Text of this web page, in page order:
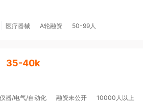
医疗器械 A轮融资 50-99人
35-40k
仪器/电气/自动化 融资未公开 10000人以上